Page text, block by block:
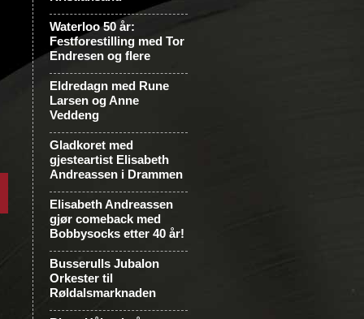
Waterloo 50 år:
Festforestilling med Tor
Endresen og flere
Eldredagn med Rune
Larsen og Anne
Veddeng
Gladkoret med
gjesteartist Elisabeth
Andreassen i Drammen
Elisabeth Andreassen
gjør comeback med
Bobbysocks etter 40 år!
Busserulls Jubalon
Orkester til
Røldalsmarknaden